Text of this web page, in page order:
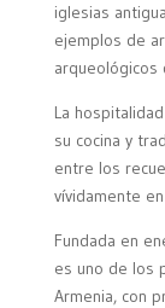
iglesias
ejemplos de
arqueológicos
La
su cocina y
entre los
vívidamente
Fundada en
es uno de los
Armenia, con